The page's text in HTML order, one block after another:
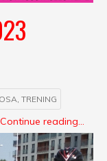
, TRENING
Continue reading...